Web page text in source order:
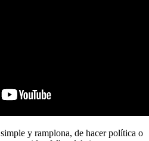
y ramplona, de hacer política o